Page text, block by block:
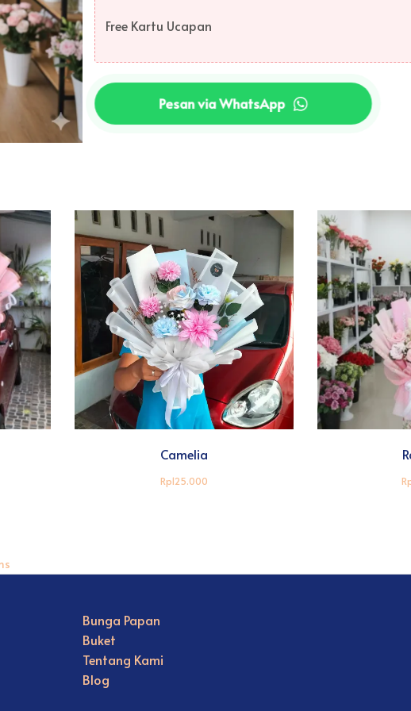
Free Kartu Ucapan
Pesan via WhatsApp
Camelia
Rp125.000
Bunga Papan
Buket
Tentang Kami
Blog